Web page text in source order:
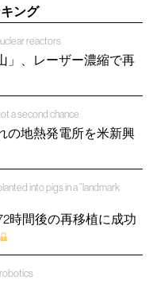
ング
reactors
」、レーザー濃縮で再
a second chance
地熱発電所を米新興
into pigs in a “landmark
時間後の再移植に成功